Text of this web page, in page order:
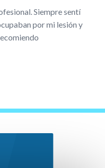
Siempre sentí
por mi lesión y